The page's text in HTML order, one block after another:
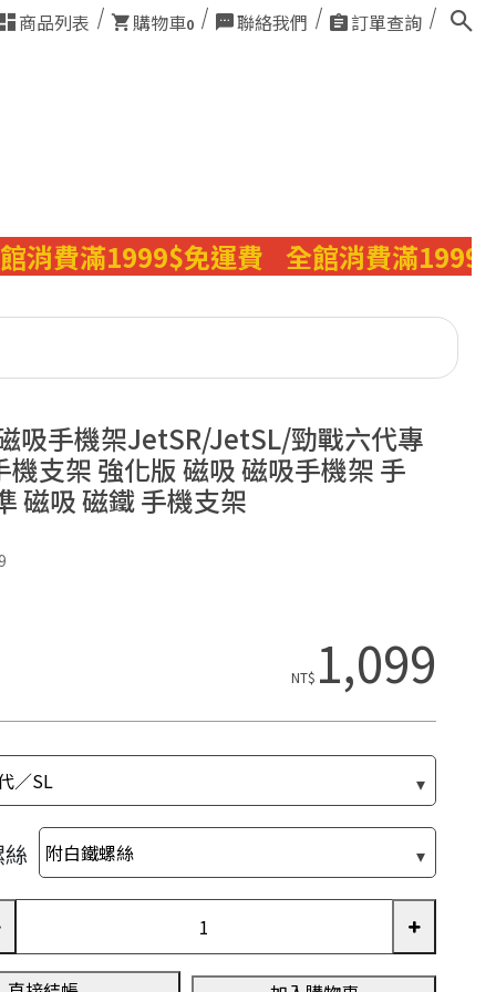
商品列表 購物車0 聯絡我們 訂單查詢
費滿1999$免運費 全館消費滿1999$免
磁吸手機架JetSR/JetSL/勁戰六代專
機支架 強化版 磁吸 磁吸手機架 手
磁吸 磁鐵 手機支架
NT$ 1,099